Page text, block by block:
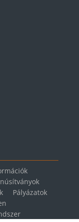
Pályázatok